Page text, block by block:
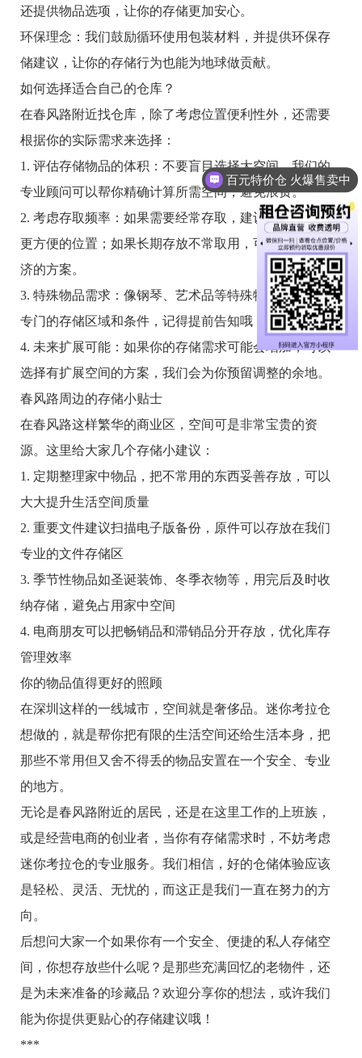
还提供物品选项，让你的存储更加安心。
环保理念：我们鼓励循环使用包装材料，并提供环保存
储建议，让你的存储行为也能为地球做贡献。
如何选择适合自己的仓库？
在春风路附近找仓库，除了考虑位置便利性外，还需要
根据你的实际需求来选择：
1. 评估存储物品的体积：不要盲目选择大空间，我们的
专业顾问可以帮你精确计算所需空间，避免浪费。
2. 考虑存取频率：如果需要经常存取，建议选择较小但
更方便的位置；如果长期存放不常取用，可以选择更经
济的方案。
3. 特殊物品需求：像钢琴、艺术品等特殊物品，我们有
专门的存储区域和条件，记得提前告知哦！
4. 未来扩展可能：如果你的存储需求可能会增加，可以
选择有扩展空间的方案，我们会为你预留调整的余地。
春风路周边的存储小贴士
在春风路这样繁华的商业区，空间可是非常宝贵的资
源。这里给大家几个存储小建议：
1. 定期整理家中物品，把不常用的东西妥善存放，可以
大大提升生活空间质量
2. 重要文件建议扫描电子版备份，原件可以存放在我们
专业的文件存储区
3. 季节性物品如圣诞装饰、冬季衣物等，用完后及时收
纳存储，避免占用家中空间
4. 电商朋友可以把畅销品和滞销品分开存放，优化库存
管理效率
你的物品值得更好的照顾
在深圳这样的一线城市，空间就是奢侈品。迷你考拉仓
想做的，就是帮你把有限的生活空间还给生活本身，把
那些不常用但又舍不得丢的物品安置在一个安全、专业
的地方。
无论是春风路附近的居民，还是在这里工作的上班族，
或是经营电商的创业者，当你有存储需求时，不妨考虑
迷你考拉仓的专业服务。我们相信，好的仓储体验应该
是轻松、灵活、无忧的，而这正是我们一直在努力的方
向。
后想问大家一个如果你有一个安全、便捷的私人存储空
间，你想存放些什么呢？是那些充满回忆的老物件，还
是为未来准备的珍藏品？欢迎分享你的想法，或许我们
能为你提供更贴心的存储建议哦！
***
百元特价仓 火爆售卖中